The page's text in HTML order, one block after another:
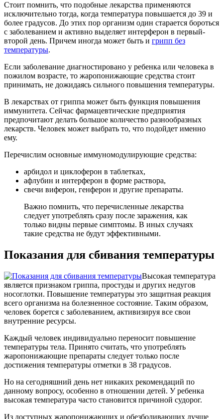
Стоит помнить, что подобные лекарства применяются
исключительно тогда, когда температура повышается до 39 и
более градусов. До этих пор организм один старается бороться
с заболеванием и активно выделяет интерферон в первый-
второй день. Причем иногда может быть и грипп без
температуры.
Если заболевание диагностировано у ребенка или человека в
пожилом возрасте, то жаропонижающие средства стоит
принимать, не дожидаясь сильного повышения температуры.
В лекарствах от гриппа может быть функция повышения
иммунитета. Сейчас фармацевтические предприятия
предпочитают делать большое количество разнообразных
лекарств. Человек может выбрать то, что подойдет именно
ему.
Перечислим основные иммуномодулирующие средства:
арбидол и циклоферон в таблетках,
афлубин и интерферон в форме раствора,
свечи виферон, генферон и другие препараты.
Важно помнить, что перечисленные лекарства
следует употреблять сразу после заражения, как
только видны первые симптомы. В иных случаях
такие средства не будут эффективными.
Показания для сбивания температуры
Высокая температура
является признаком гриппа, простуды и других недугов
носоглотки. Повышение температуры это защитная реакция
всего организма на болезненное состояние. Таким образом,
человек борется с заболеванием, активизируя все свои
внутренние ресурсы.
Каждый человек индивидуально переносит повышение
температуры тела. Принято считать, что употреблять
жаропонижающие препараты следует только после
достижения температуры отметки в 38 градусов.
Но на сегодняшний день нет никаких рекомендаций по
данному вопросу, особенно в отношении детей. У ребенка
высокая температура часто становится причиной судорог.
Из доступных жаропонижающих и обезболивающих лучше